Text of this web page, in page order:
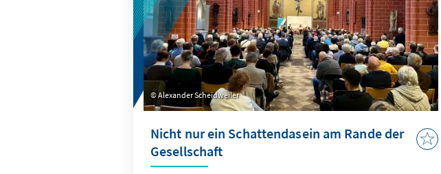
Alexander Scheidweiler
Nicht nur ein Schattendasein am Rande der
Gesellschaft